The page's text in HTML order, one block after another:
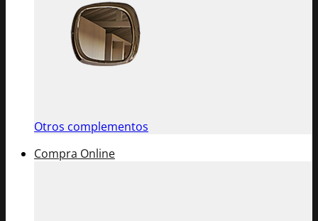
Otros complementos
Compra Online